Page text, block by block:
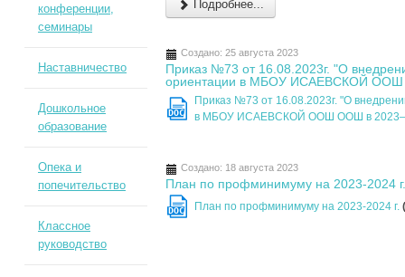
Подробнее...
Создано: 25 августа 2023
Приказ №73 от 16.08.2023г. "О
ориентации в МБОУ ИСАЕВСКОЙ ООШ
DOC
Приказ №73 от 16.08.2023г. "О
в МБОУ ИСАЕВСКОЙ ООШ ООШ в
Создано: 18 августа 2023
План по профминимуму на 2023-2024
DOC План по профминимуму на 2023-2024 г.
конференции,
семинары
Наставничество
Дошкольное
образование
Опека и
попечительство
Классное
руководство